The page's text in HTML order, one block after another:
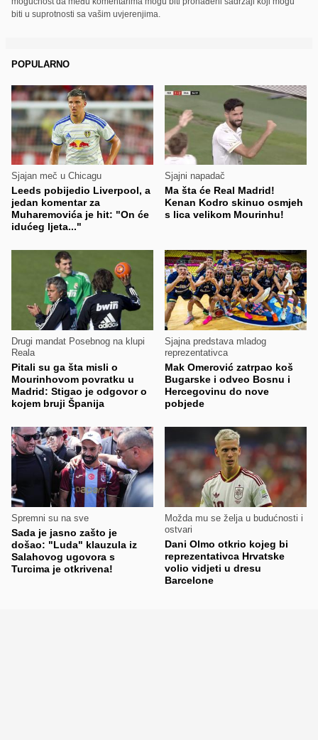
biti u suprotnosti sa vašim uvjerenjima.
POPULARNO
Sjajan meč u Chicagu
Leeds pobijedio Liverpool, a
jedan komentar za
Muharemovića je hit: "On će
idućeg ljeta..."
Sjajni napadač
Ma šta će Real Madrid!
Kenan Kodro skinuo osmjeh
s lica velikom Mourinhu!
Drugi mandat Posebnog na klupi
Reala
Pitali su ga šta misli o
Mourinhovom povratku u
Madrid: Stigao je odgovor o
kojem bruji Španija
Sjajna predstava mladog
reprezentativca
Mak Omerović zatrpao koš
Bugarske i odveo Bosnu i
Hercegovinu do nove
pobjede
Spremni su na sve
Sada je jasno zašto je
došao: "Luda" klauzula iz
Salahovog ugovora s
Turcima je otkrivena!
Možda mu se želja u budućnosti i
ostvari
Dani Olmo otkrio kojeg bi
reprezentativca Hrvatske
volio vidjeti u dresu
Barcelone